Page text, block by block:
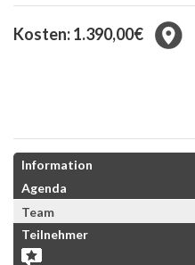
Kosten: 1.390,00€
Information
Agenda
Team
Teilnehmer